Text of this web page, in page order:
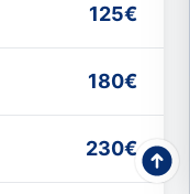
125€
180€
230€